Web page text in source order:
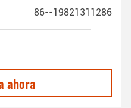
86--19821311286
ahora